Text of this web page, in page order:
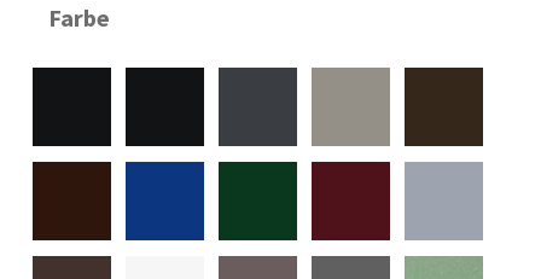
Farbe